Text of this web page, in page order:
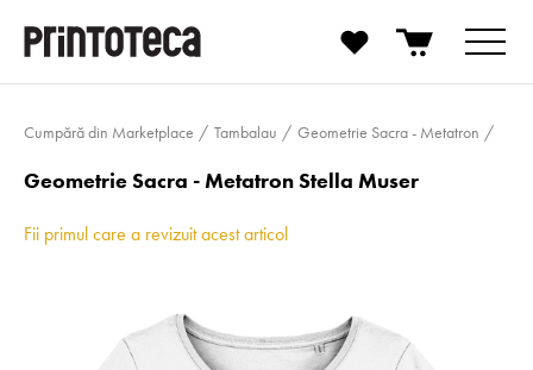
Cumpără din Marketplace Tambalau Geometrie Sacra - Metatron
Geometrie Sacra - Metatron Stella Muser
Fii primul care a revizuit acest articol